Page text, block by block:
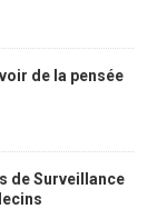
de la pensée
de Surveillance